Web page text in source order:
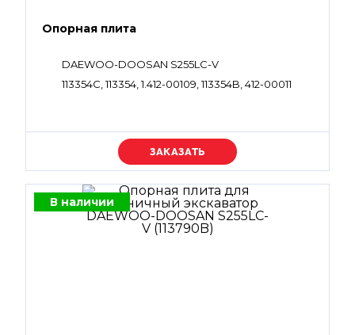
Опорная плита
DAEWOO-DOOSAN S255LC-V
113354C, 113354, 1.412-00109, 113354B, 412-00011
Уточняйте цену
В наличии